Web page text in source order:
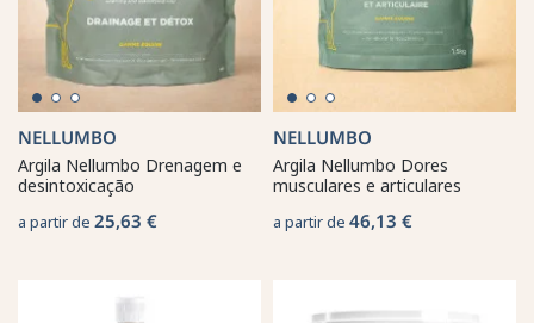
NELLUMBO
Argila Nellumbo Drenagem e
desintoxicação
a partir de 25,63 €
NELLUMBO
Argila Nellumbo Dores
musculares e articulares
a partir de 46,13 €